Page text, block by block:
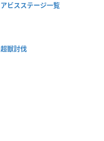
アビスステージ一覧
超獣討伐